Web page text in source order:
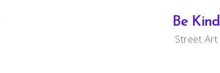
Be Kind
Street Art